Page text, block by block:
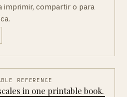
imprimir, compartir o para
REFERENCE
in one printable book.